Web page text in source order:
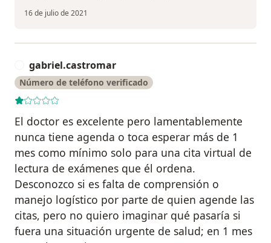
16 de julio de 2021
gabriel.castromar
Número de teléfono verificado
El doctor es excelente pero lamentablemente
nunca tiene agenda o toca esperar más de 1
mes como mínimo solo para una cita virtual de
lectura de exámenes que él ordena.
Desconozco si es falta de comprensión o
manejo logístico por parte de quien agende las
citas, pero no quiero imaginar qué pasaría si
fuera una situación urgente de salud; en 1 mes